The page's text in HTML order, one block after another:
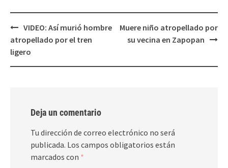
Post
navigation
VIDEO: Así murió hombre
atropellado por el tren
ligero
Muere niño atropellado por
su vecina en Zapopan
Deja un comentario
Tu dirección de correo electrónico no será
publicada. Los campos obligatorios están
marcados con *